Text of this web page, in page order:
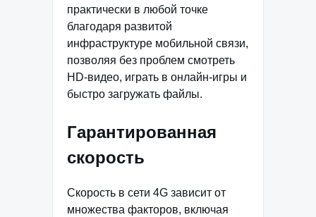
практически в любой точке
благодаря развитой
инфраструктуре мобильной связи,
позволяя без проблем смотреть
HD-видео, играть в онлайн-игры и
быстро загружать файлы.
Гарантированная
скорость
Скорость в сети 4G зависит от
множества факторов, включая